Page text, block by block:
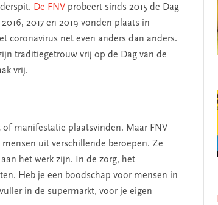
De FNV probeert sinds 2015 de Dag
2017 en 2019 vonden plaats in
coronavirus net even anders dan anders.
traditiegetrouw vrij op de Dag van de
vrij.
manifestatie plaatsvinden. Maar FNV
uit verschillende beroepen. Ze
het werk zijn. In de zorg, het
Heb je een boodschap voor mensen in
in de supermarkt, voor je eigen